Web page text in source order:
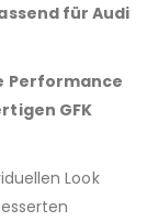
für Audi
Performance
GFK
Look